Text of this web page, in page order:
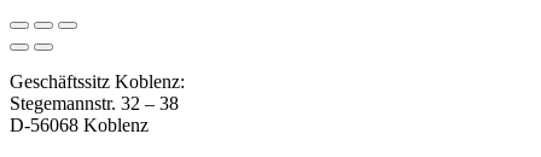
Geschäftssitz Koblenz:
Stegemannstr. 32 – 38
D-56068 Koblenz